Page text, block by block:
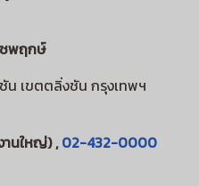
ชพฤกษ์
น เขตตลิ่งชัน กรุงเทพฯ
านใหญ่) ,02-432-0000